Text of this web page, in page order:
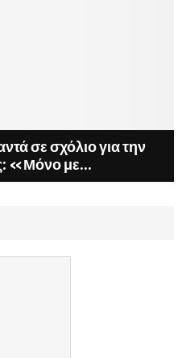
σε σχόλιο για την
«Μόνο με...